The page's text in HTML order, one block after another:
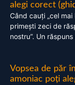
alegi corect
Când cauți „cel
primești zeci de
nostru”. Un
Vopsea de păr
amoniac poți